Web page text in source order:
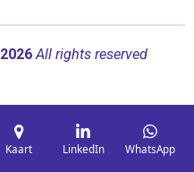
2026All rights reserved
Kaart LinkedIn WhatsApp